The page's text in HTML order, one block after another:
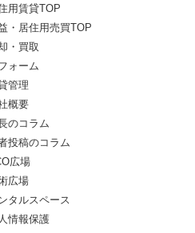
用賃貸TOP
・居住用売買TOP
・買取
ォーム
管理
概要
のコラム
投稿のコラム
広場
広場
タルスペース
情報保護